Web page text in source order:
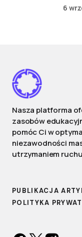
6
Nasza platforma
zasobów
pomóc Ci w
niezawodności
utrzymaniem
PUBLIKACJA
POLITYKA